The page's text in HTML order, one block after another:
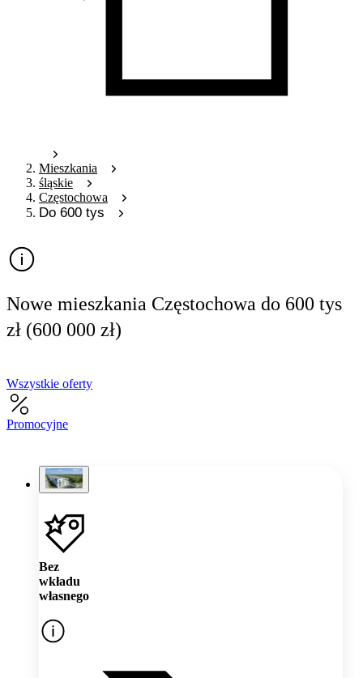
Mieszkania
śląskie
Częstochowa
Do 600 tys
Nowe mieszkania Częstochowa do 600 tys
zł (600 000 zł)
Wszystkie oferty
Promocyjne
Bez
wkładu
własnego